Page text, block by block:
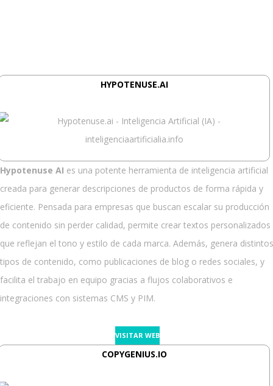
HYPOTENUSE.AI
Hypotenuse AI es una potente herramienta de inteligencia artificial
creada para generar descripciones de productos de forma rápida y
eficiente. Pensada para empresas que buscan escalar su producción
de contenido sin perder calidad, permite crear textos personalizados
que reflejan el tono y estilo de cada marca. Además, genera distintos
tipos de contenido, como publicaciones de blog o redes sociales, y
facilita el trabajo en equipo gracias a flujos colaborativos e
integraciones con sistemas CMS y PIM.
VISITAR WEB
COPYGENIUS.IO